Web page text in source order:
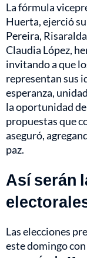
La fórmula
Huerta, ejerció
Pereira,
Claudia López,
invitando a que
representan sus
esperanza,
la oportunidad
propuestas que
aseguró,
paz.
Así serán
Las elecciones
este domingo